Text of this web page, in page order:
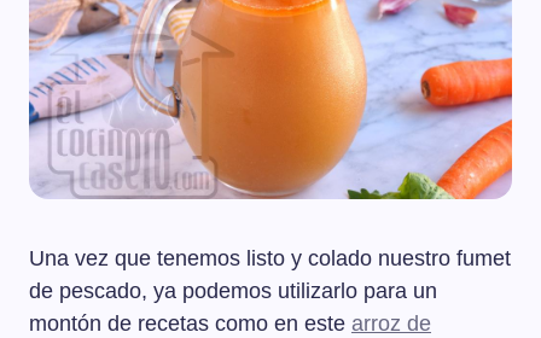
Una vez que tenemos listo y colado nuestro fumet
de pescado, ya podemos utilizarlo para un
montón de recetas como en este arroz de